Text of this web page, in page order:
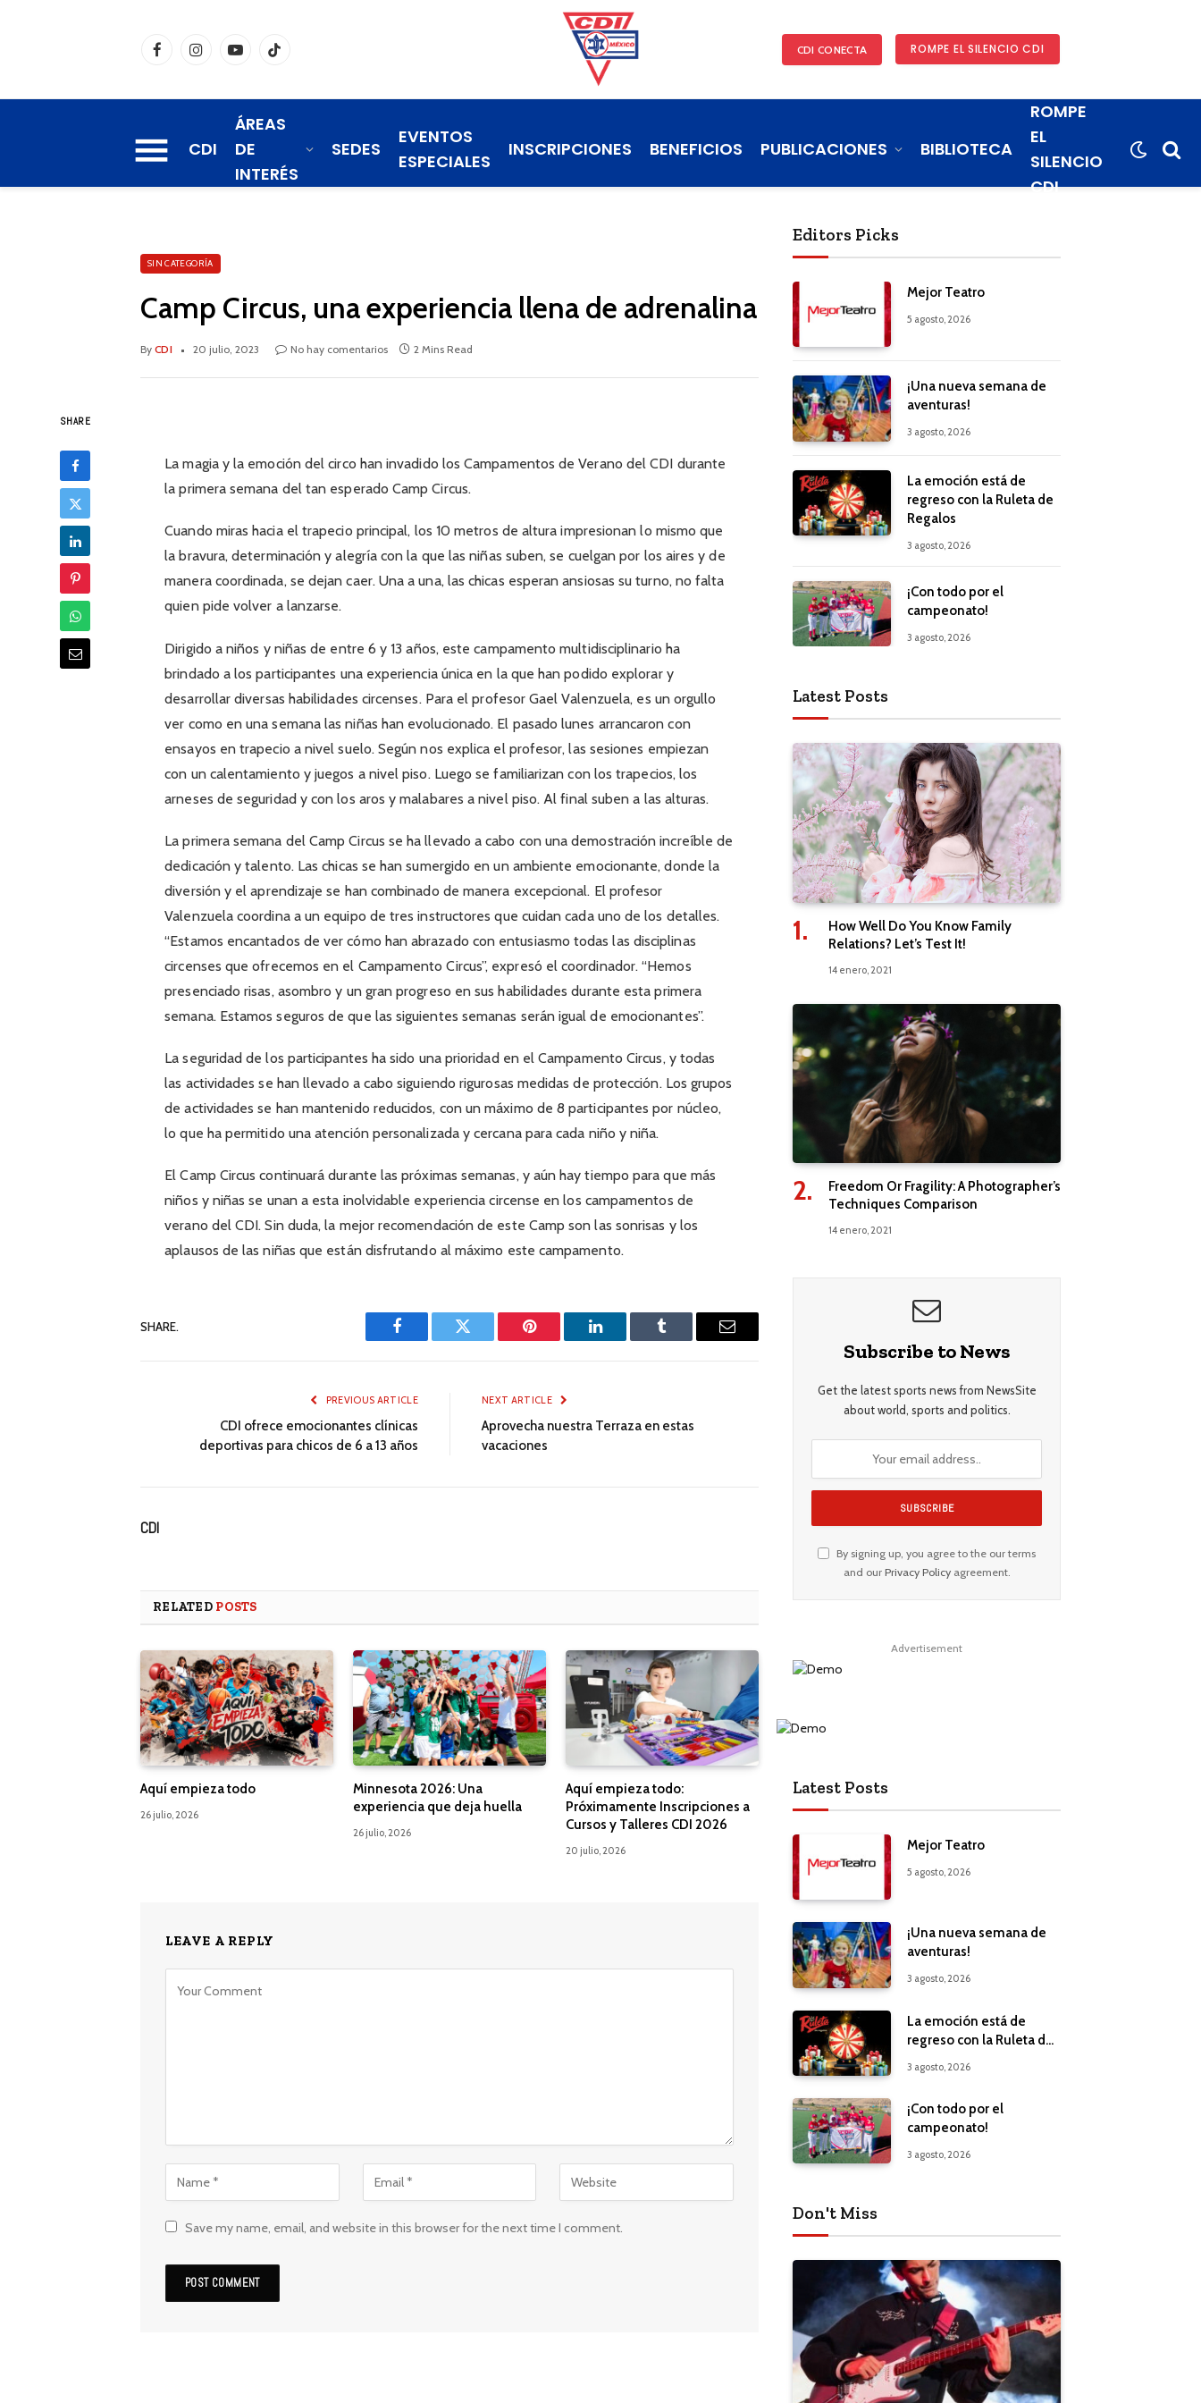
FacebookInstagramYouTubeTikTok CDI CONECTA ROMPE EL SILENCIO CDI
CDI
ÁREAS
DE
INTERÉS
SEDES
EVENTOS
ESPECIALES
INSCRIPCIONES BENEFICIOS PUBLICACIONES BIBLIOTECA
ROMPE
EL
SILENCIO
CDI
SIN CATEGORÍA
Camp Circus, una experiencia llena de adrenalina
By CDI 20 julio, 2023 No hay comentarios 2 Mins Read
SHARE
La magia y la emoción del circo han invadido los Campamentos de Verano del CDI durante
la primera semana del tan esperado Camp Circus.
Cuando miras hacia el trapecio principal, los 10 metros de altura impresionan lo mismo que
la bravura, determinación y alegría con la que las niñas suben, se cuelgan por los aires y de
manera coordinada, se dejan caer. Una a una, las chicas esperan ansiosas su turno, no falta
quien pide volver a lanzarse.
Dirigido a niños y niñas de entre 6 y 13 años, este campamento multidisciplinario ha
brindado a los participantes una experiencia única en la que han podido explorar y
desarrollar diversas habilidades circenses. Para el profesor Gael Valenzuela, es un orgullo
ver como en una semana las niñas han evolucionado. El pasado lunes arrancaron con
ensayos en trapecio a nivel suelo. Según nos explica el profesor, las sesiones empiezan
con un calentamiento y juegos a nivel piso. Luego se familiarizan con los trapecios, los
arneses de seguridad y con los aros y malabares a nivel piso. Al final suben a las alturas.
La primera semana del Camp Circus se ha llevado a cabo con una demostración increíble de
dedicación y talento. Las chicas se han sumergido en un ambiente emocionante, donde la
diversión y el aprendizaje se han combinado de manera excepcional. El profesor
Valenzuela coordina a un equipo de tres instructores que cuidan cada uno de los detalles.
“Estamos encantados de ver cómo han abrazado con entusiasmo todas las disciplinas
circenses que ofrecemos en el Campamento Circus”, expresó el coordinador. “Hemos
presenciado risas, asombro y un gran progreso en sus habilidades durante esta primera
semana. Estamos seguros de que las siguientes semanas serán igual de emocionantes”.
La seguridad de los participantes ha sido una prioridad en el Campamento Circus, y todas
las actividades se han llevado a cabo siguiendo rigurosas medidas de protección. Los grupos
de actividades se han mantenido reducidos, con un máximo de 8 participantes por núcleo,
lo que ha permitido una atención personalizada y cercana para cada niño y niña.
El Camp Circus continuará durante las próximas semanas, y aún hay tiempo para que más
niños y niñas se unan a esta inolvidable experiencia circense en los campamentos de
verano del CDI. Sin duda, la mejor recomendación de este Camp son las sonrisas y los
aplausos de las niñas que están disfrutando al máximo este campamento.
SHARE.
Facebook Twitter Pinterest LinkedIn Tumblr Email
PREVIOUS ARTICLE
CDI ofrece emocionantes clínicas
deportivas para chicos de 6 a 13 años
NEXT ARTICLE
Aprovecha nuestra Terraza en estas
vacaciones
CDI
RELATED POSTS
Aquí empieza todo
26 julio, 2026
Minnesota 2026: Una
experiencia que deja huella
26 julio, 2026
Aquí empieza todo:
Próximamente Inscripciones a
Cursos y Talleres CDI 2026
20 julio, 2026
LEAVE A REPLY
Save my name, email, and website in this browser for the next time I comment.
Editors Picks
Mejor Teatro
5 agosto, 2026
¡Una nueva semana de
aventuras!
3 agosto, 2026
La emoción está de
regreso con la Ruleta de
Regalos
3 agosto, 2026
¡Con todo por el
campeonato!
3 agosto, 2026
Latest Posts
How Well Do You Know Family
Relations? Let’s Test It!
14 enero, 2021
Freedom Or Fragility: A Photographer’s
Techniques Comparison
14 enero, 2021
Subscribe to News
Get the latest sports news from NewsSite
about world, sports and politics.
By signing up, you agree to the our terms
and our Privacy Policyagreement.
Advertisement
Latest Posts
Mejor Teatro
5 agosto, 2026
¡Una nueva semana de
aventuras!
3 agosto, 2026
La emoción está de
regreso con la Ruleta de
3 agosto, 2026
¡Con todo por el
campeonato!
3 agosto, 2026
Don't Miss